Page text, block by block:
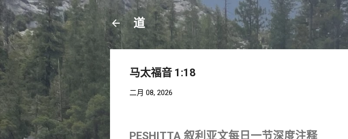
跳至主要内容
道
马太福音 1:18
二月 08, 2026
PESHITTA 叙利亚文每日一节深度注释